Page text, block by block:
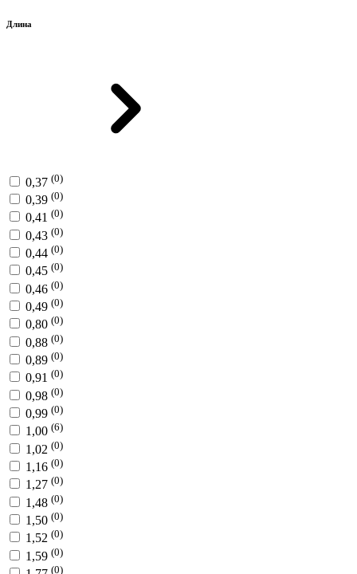
Длина
0,37 (0)
0,39 (0)
0,41 (0)
0,43 (0)
0,44 (0)
0,45 (0)
0,46 (0)
0,49 (0)
0,80 (0)
0,88 (0)
0,89 (0)
0,91 (0)
0,98 (0)
0,99 (0)
1,00 (6)
1,02 (0)
1,16 (0)
1,27 (0)
1,48 (0)
1,50 (0)
1,52 (0)
1,59 (0)
(0)